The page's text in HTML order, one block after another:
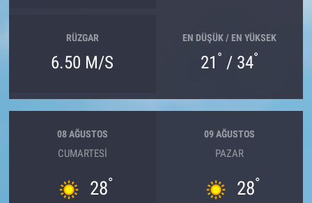
RÜZGAR
6.50 M/S
EN DÜŞÜK / EN YÜKSEK
21 ° / 34°
08 AĞUSTOS
CUMARTESI
28°
09 AĞUSTOS
PAZAR
28°